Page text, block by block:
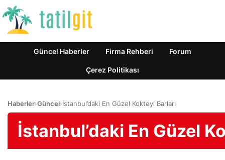
Güncel Haberler Firma Rehberi Forum
Çerez Politikası
Haberler›Güncel›İstanbul’daki En Güzel Kokteyl Barları
İstanbul’daki En Güzel